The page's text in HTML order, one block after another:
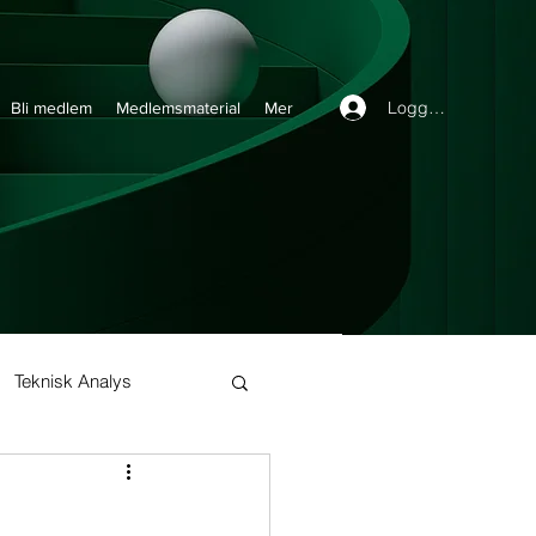
Teknisk Analys
Buy and Hold
Bli medlem Medlemsmaterial Mer Logga in